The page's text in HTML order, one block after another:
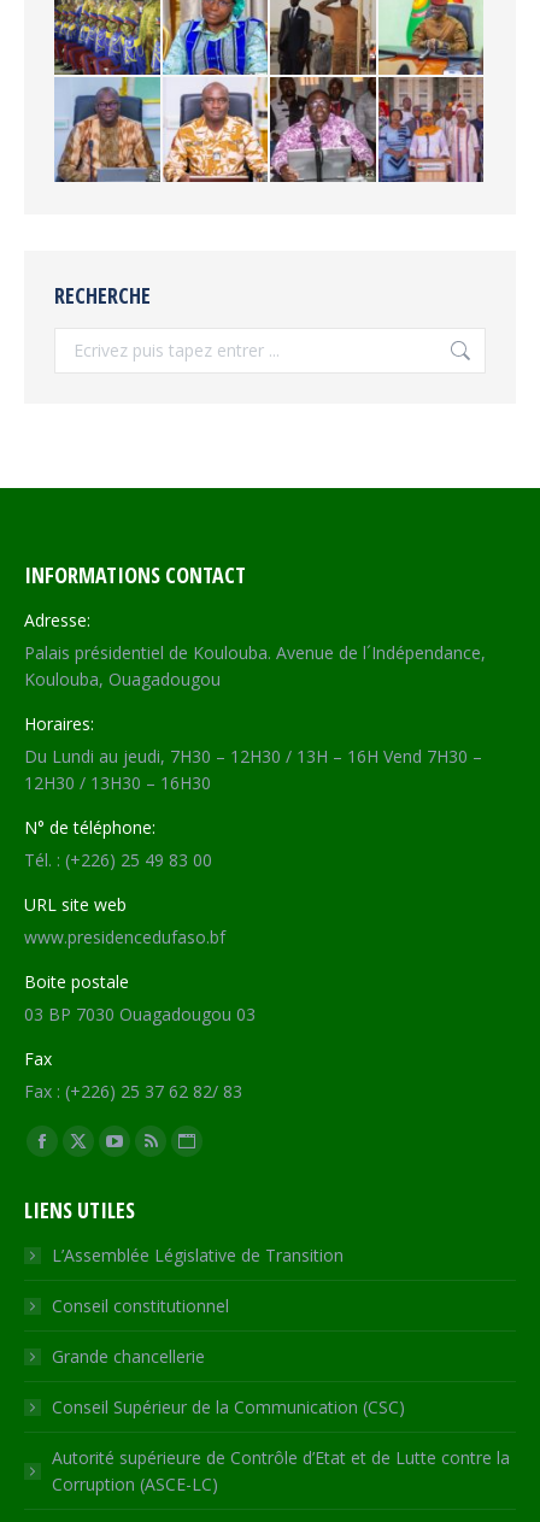
RECHERCHE
Recherche
INFORMATIONS CONTACT
Adresse:
Palais présidentiel de Koulouba. Avenue de l´Indépendance,
Koulouba, Ouagadougou
Horaires:
Du Lundi au jeudi, 7H30 – 12H30 / 13H – 16H Vend 7H30 –
12H30 / 13H30 – 16H30
N° de téléphone:
Tél. : (+226) 25 49 83 00
URL site web
www.presidencedufaso.bf
Boite postale
03 BP 7030 Ouagadougou 03
Fax
Fax : (+226) 25 37 62 82/ 83
Trouvez nous sur :
Facebook
opens
in
new
window
X
opens
in
new
window
YouTube
opens
in
new
window
RSS
in
new
window
Site
opens
in
new
LIENS UTILES
L’Assemblée Législative de Transition
Conseil constitutionnel
Grande chancellerie
Conseil Supérieur de la Communication (CSC)
Autorité supérieure de Contrôle d’Etat et de Lutte contre la
Corruption (ASCE-LC)